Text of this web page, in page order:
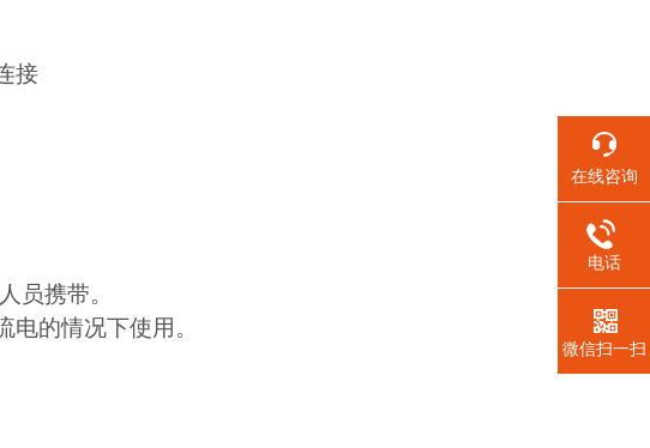
接
员携带。
的情况下使用。
在线咨询
电话
微信扫一扫